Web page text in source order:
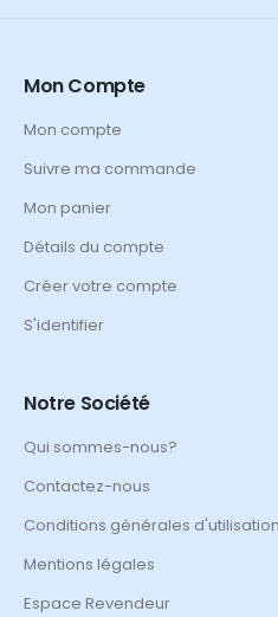
Mon Compte
Mon compte
Suivre ma commande
Mon panier
Détails du compte
Créer votre compte
S'identifier
Notre Société
Qui sommes-nous?
Contactez-nous
Conditions générales d'utilisation
Mentions légales
Espace Revendeur